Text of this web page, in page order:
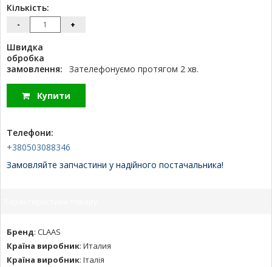
Кількість:
- +
Швидка
обробка
замовлення:
Зателефонуємо протягом 2 хв.
Купити
Телефони:
+380503088346
Замовляйте запчастини у надійного постачальника!
Бренд: CLAAS
Країна виробник: Италия
Країна виробник: Італія